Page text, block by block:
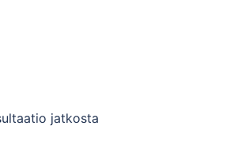
jatkosta